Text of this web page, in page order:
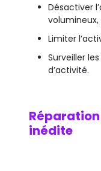
Désactiver
volumineux,
Limiter
Surveiller
d’activité.
inédite